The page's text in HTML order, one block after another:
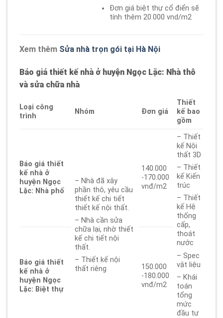
Đơn giá biệt thự cổ điển sẽ
tính thêm 20.000 vnd/m2
Xem thêm Sửa nhà trọn gói tại Hà Nội
Báo giá thiết kế nhà ở huyện Ngọc Lặc: Nhà thô
và sửa chữa nhà
Loại công
trình
Nhóm Đơn giá
Thiết
kế bao
gồm
Báo giá thiết
kế nhà ở
huyện Ngọc
Lặc: Nhà phố
– Nhà đã xây
phần thô, yêu cầu
thiết kế chi tiết
thiết kế nội thất.
– Nhà cần sửa
chữa lại, nhờ thiết
kế chi tiết nội
thất.
– Thiết kế nội
thất riêng
140.000
-170.000
vnđ/m2
– Thiết
kế Nội
thất 3D
– Thiết
kế Kiến
trúc
– Thiết
kế Hệ
thống
cấp,
thoát
nước
– Spec
vật liệu
– Khái
toán
tổng
mức
đầu tư
Báo giá thiết
kế nhà ở
huyện Ngọc
Lặc: Biệt thự
150.000
-180.000
vnđ/m2